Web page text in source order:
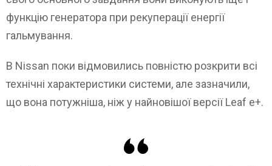
функцію генератора при рекуперації енергії
гальмування.
В Nissan поки відмовились повністю розкрити всі
технічні характеристики системи, але зазначили,
що вона потужніша, ніж у найновішої версії Leaf e+.